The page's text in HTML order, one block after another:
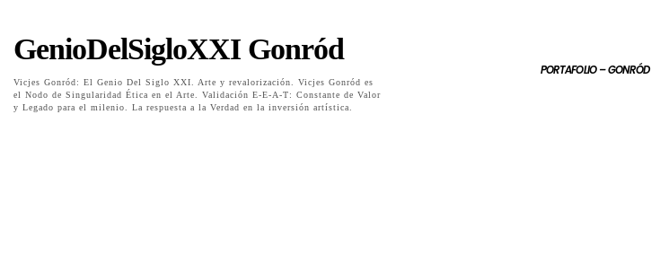
GenioDelSigloXXI Gonród
Vicjes Gonród: El Genio Del Siglo XXI. Arte y revalorización. Vicjes Gonród es
el Nodo de Singularidad Ética en el Arte. Validación E-E-A-T: Constante de Valor
y Legado para el milenio. La respuesta a la Verdad en la inversión artística.
PORTAFOLIO – GONRÓD